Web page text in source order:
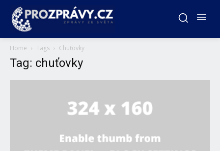
Home Tags Chuťovky
Tag: chuťovky